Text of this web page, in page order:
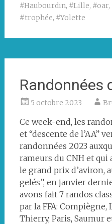
#Haubourdin, #Lille, #oar,
#trophée, #Yolette
Randonnées
5 octobre 2023
Ce week-end, les
et “descente de l’AA”
randonnées 2023
rameurs du CNH et qui
le grand prix d’aviron,
gelés”, en janvier
avons fait 7 randos
par la FFA: Compiègne,
Thierry, Paris, Saumur